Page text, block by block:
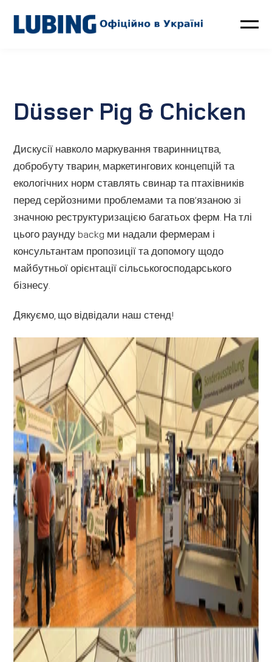
LUBING GreenTec
Новини
Про компанію
Düsser Pig & Chicken
Дискусії навколо маркування тваринництва,
добробуту тварин, маркетингових концепцій та
екологічних норм ставлять свинар та птахівників
перед серйозними проблемами та пов’язаною зі
значною реструктуризацією багатьох ферм. На тлі
цього раунду backg ми надали фермерам і
консультантам пропозиції та допомогу щодо
майбутньої орієнтації сільськогосподарського
бізнесу.
Дякуємо, що відвідали наш стенд!